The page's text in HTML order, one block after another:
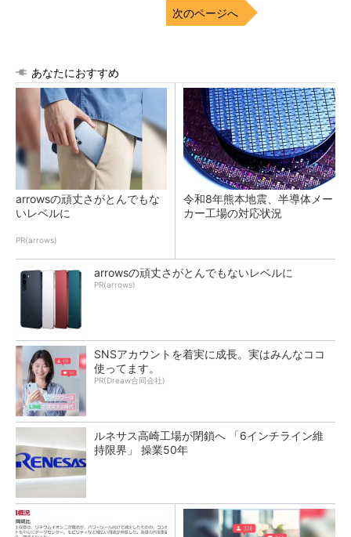
次のページへ
あなたにおすすめ
arrowsの頑丈さがとんでもな
いレベルに
PR(arrows)
令和8年熊本地震、半導体メー
カー工場の対応状況
arrowsの頑丈さがとんでもないレベルに
PR(arrows)
SNSアカウントを着実に成長。実はみんなココ
使ってます。
PR(Dreaw合同会社)
ルネサス高崎工場が閉鎖へ 「6インチライン維
持限界」 操業50年